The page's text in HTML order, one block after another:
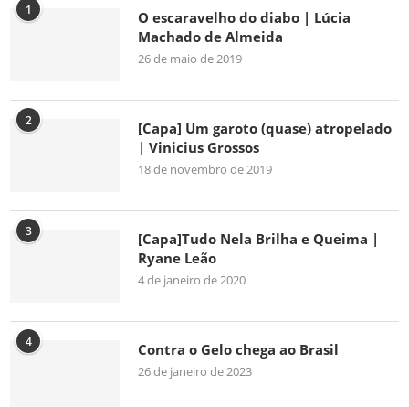
1
O escaravelho do diabo | Lúcia
Machado de Almeida
26 de maio de 2019
2
[Capa] Um garoto (quase) atropelado
| Vinicius Grossos
18 de novembro de 2019
3
[Capa]Tudo Nela Brilha e Queima |
Ryane Leão
4 de janeiro de 2020
4 Contra o Gelo chega ao Brasil
26 de janeiro de 2023